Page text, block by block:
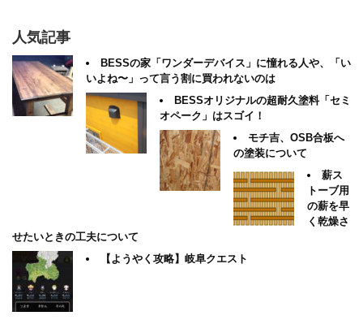
人気記事
BESSの家「ワンダーデバイス」に憧れる人や、「い
いよね〜」って言う割に買われないのは
BESSオリジナルの超耐久塗料「セミ
オペーク」はスゴイ！
モチ吉、OSB合板へ
の塗装について
薪ス
トーブ用
の薪を早
く乾燥さ
せたいときの工夫について
【ようやく攻略】岐阜クエスト